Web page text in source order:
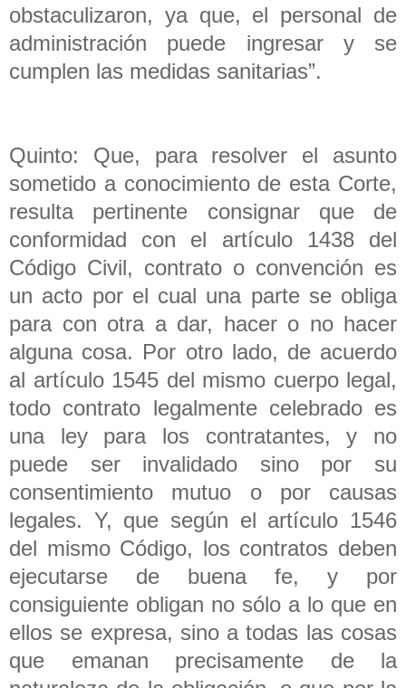
obstaculizaron, ya que, el personal de
administración puede ingresar y se
cumplen las medidas sanitarias”.
Quinto: Que, para resolver el asunto
sometido a conocimiento de esta Corte,
resulta pertinente consignar que de
conformidad con el artículo 1438 del
Código Civil, contrato o convención es
un acto por el cual una parte se obliga
para con otra a dar, hacer o no hacer
alguna cosa. Por otro lado, de acuerdo
al artículo 1545 del mismo cuerpo legal,
todo contrato legalmente celebrado es
una ley para los contratantes, y no
puede ser invalidado sino por su
consentimiento mutuo o por causas
legales. Y, que según el artículo 1546
del mismo Código, los contratos deben
ejecutarse de buena fe, y por
consiguiente obligan no sólo a lo que en
ellos se expresa, sino a todas las cosas
que emanan precisamente de la